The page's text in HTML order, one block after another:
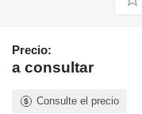
Precio:
a consultar
Consulte el precio